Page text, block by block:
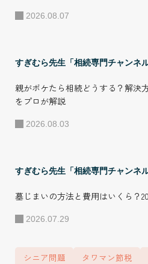
2026.08.07
すぎむら先生「相続専門チャンネル
親がボケたら相続どうする？解決
をプロが解説
2026.08.03
すぎむら先生「相続専門チャンネル
墓じまいの方法と費用はいくら？
2026.07.29
シニア問題 タワマン節税